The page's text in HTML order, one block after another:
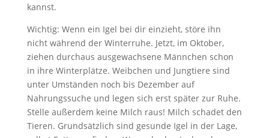
kannst.
Wichtig: Wenn ein Igel bei dir einzieht, störe ihn
nicht während der Winterruhe. Jetzt, im Oktober,
ziehen durchaus ausgewachsene Männchen schon
in ihre Winterplätze. Weibchen und Jungtiere sind
unter Umständen noch bis Dezember auf
Nahrungssuche und legen sich erst später zur Ruhe.
Stelle außerdem keine Milch raus! Milch schadet den
Tieren. Grundsätzlich sind gesunde Igel in der Lage,